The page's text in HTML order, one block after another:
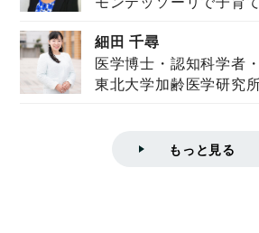
細田 千尋
医学博士・認知科学者
東北大学加齢医学研究
もっと見る